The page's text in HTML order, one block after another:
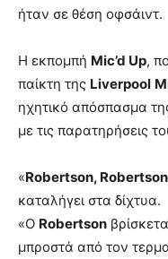
ήταν σε θέση οφσάιντ.
Η εκπομπή Mic’d Up,
παίκτη της Liverpool
ηχητικό απόσπασμα
με τις παρατηρήσεις
«Robertson,
καταλήγει στα δίχτυα.
«Ο Robertson
μπροστά από τον